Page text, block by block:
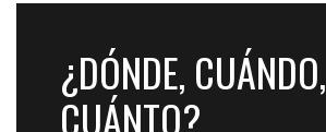
¿DÓNDE, CUÁNDO,
CUÁNTO?